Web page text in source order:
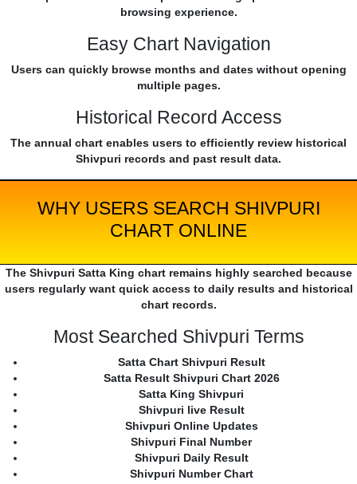
browsing experience.
Easy Chart Navigation
Users can quickly browse months and dates without opening
multiple pages.
Historical Record Access
The annual chart enables users to efficiently review historical
Shivpuri records and past result data.
WHY USERS SEARCH SHIVPURI
CHART ONLINE
The Shivpuri Satta King chart remains highly searched because
users regularly want quick access to daily results and historical
chart records.
Most Searched Shivpuri Terms
Satta Chart Shivpuri Result
Satta Result Shivpuri Chart 2026
Satta King Shivpuri
Shivpuri live Result
Shivpuri Online Updates
Shivpuri Final Number
Shivpuri Daily Result
Shivpuri Number Chart